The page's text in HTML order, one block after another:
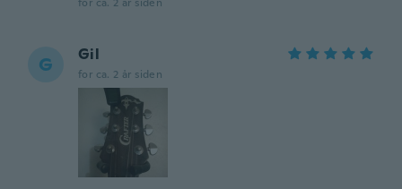
G Gil
for ca. 2 år siden